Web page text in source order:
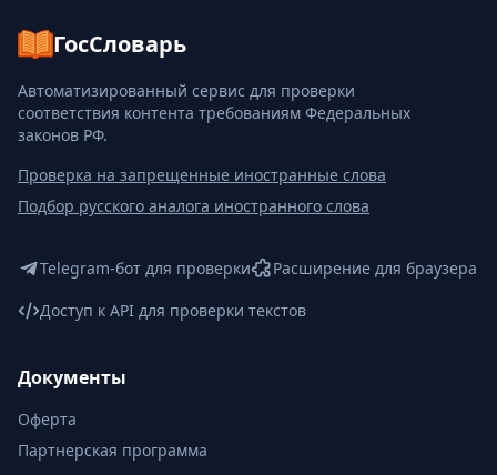
ГосСловарь
Автоматизированный сервис для проверки
соответствия контента требованиям Федеральных
законов РФ.
Проверка на запрещенные иностранные слова
Подбор русского аналога иностранного слова
Telegram-бот для проверки
Расширение для браузера
Доступ к API для проверки текстов
Документы
Оферта
Партнерская программа